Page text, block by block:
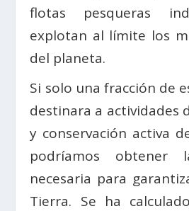
flotas pesqueras
explotan al límite los
del planeta.
Si solo una fracción de
destinara a actividades
y conservación activa
podríamos obtener
necesaria para
Tierra. Se ha